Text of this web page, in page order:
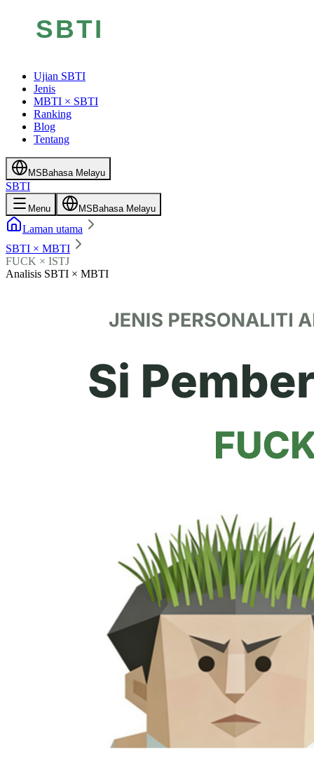
Ujian SBTI
Jenis
MBTI × SBTI
Ranking
Blog
Tentang
MS Bahasa Melayu
SBTI
Menu MS Bahasa Melayu
Laman utama
SBTI × MBTI
FUCK × ISTJ
Analisis SBTI × MBTI